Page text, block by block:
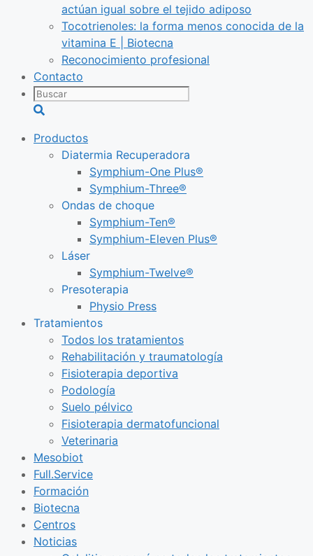
actúan igual sobre el tejido adiposo
Tocotrienoles: la forma menos conocida de la
vitamina E | Biotecna
Reconocimiento profesional
Contacto
Productos
Diatermia Recuperadora
Symphium-One Plus®
Symphium-Three®
Ondas de choque
Symphium-Ten®
Symphium-Eleven Plus®
Láser
Symphium-Twelve®
Presoterapia
Physio Press
Tratamientos
Todos los tratamientos
Rehabilitación y traumatología
Fisioterapia deportiva
Podología
Suelo pélvico
Fisioterapia dermatofuncional
Veterinaria
Mesobiot
Full.Service
Formación
Biotecna
Centros
Noticias